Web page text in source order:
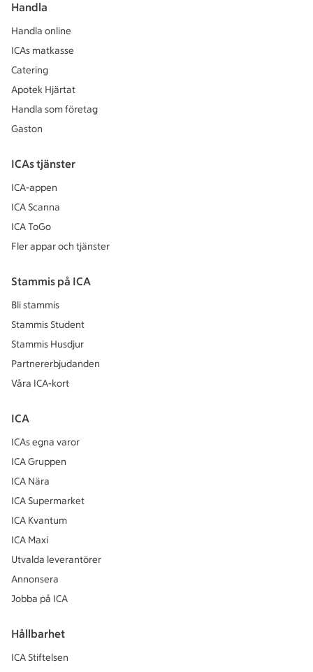
Handla
Handla online
ICAs matkasse
Catering
Apotek Hjärtat
Handla som företag
Gaston
ICAs tjänster
ICA-appen
ICA Scanna
ICA ToGo
Fler appar och tjänster
Stammis på ICA
Bli stammis
Stammis Student
Stammis Husdjur
Partnererbjudanden
Våra ICA-kort
ICA
ICAs egna varor
ICA Gruppen
ICA Nära
ICA Supermarket
ICA Kvantum
ICA Maxi
Utvalda leverantörer
Annonsera
Jobba på ICA
Hållbarhet
ICA Stiftelsen